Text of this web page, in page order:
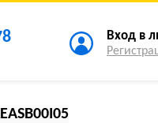
Вход в